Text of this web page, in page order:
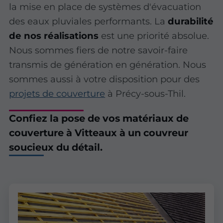
la mise en place de systèmes d'évacuation
des eaux pluviales performants. Ladurabilité
de nos réalisations est une priorité absolue.
Nous sommes fiers de notre savoir-faire
transmis de génération en génération. Nous
sommes aussi à votre disposition pour des
projets de couverture à Précy-sous-Thil.
Confiez la pose de vos matériaux de
couverture à Vitteaux à un couvreur
soucieux du détail.